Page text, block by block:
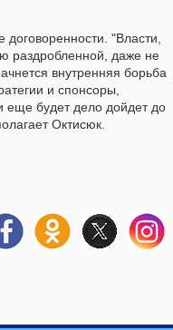
"Власти,
раздробленной, даже не
внутренняя борьба
и спонсоры,
будет дело дойдет до
Октисюк.